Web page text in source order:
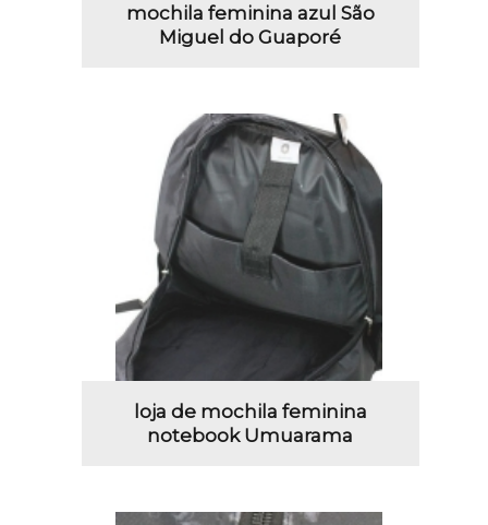
mochila feminina azul São
Miguel do Guaporé
loja de mochila feminina
notebook Umuarama